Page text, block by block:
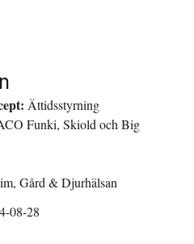
Ättidsstyrning
Funki, Skiold och Big
Gård & Djurhälsan
08-28